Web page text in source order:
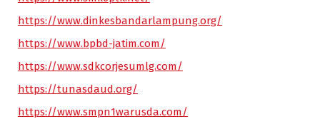
https://www.dinkesbandarlampung.org/
https://www.bpbd-jatim.com/
https://www.sdkcorjesumlg.com/
https://tunasdaud.org/
https://www.smpn1warusda.com/